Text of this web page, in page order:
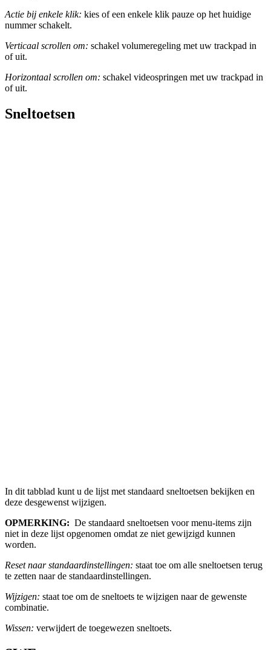
Actie bij enkele klik: kies of een enkele klik pauze op het huidige
nummer schakelt.
Verticaal scrollen om: schakel volumeregeling met uw trackpad in
of uit.
Horizontaal scrollen om: schakel videospringen met uw trackpad in
of uit.
Sneltoetsen
In dit tabblad kunt u de lijst met standaard sneltoetsen bekijken en
deze desgewenst wijzigen.
OPMERKING: De standaard sneltoetsen voor menu-items zijn
niet in deze lijst opgenomen omdat ze niet gewijzigd kunnen
worden.
Reset naar standaardinstellingen: staat toe om alle sneltoetsen terug
te zetten naar de standaardinstellingen.
Wijzigen: staat toe om de sneltoets te wijzigen naar de gewenste
combinatie.
Wissen: verwijdert de toegewezen sneltoets.